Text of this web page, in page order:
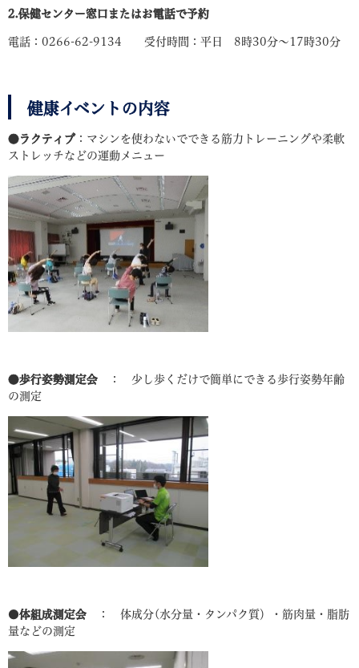
2.保健センター窓口またはお電話で予約
電話：0266-62-9134 受付時間：平日 8時30分～17時30分
健康イベントの内容
●ラクティブ：マシンを使わないでできる筋力トレーニングや柔軟
ストレッチなどの運動メニュー
●歩行姿勢測定会
： 少し歩くだけで簡単にできる歩行姿勢年齢
の測定
●体組成測定会
： 体成分(水分量・タンパク質）・筋肉量・脂肪
量などの測定